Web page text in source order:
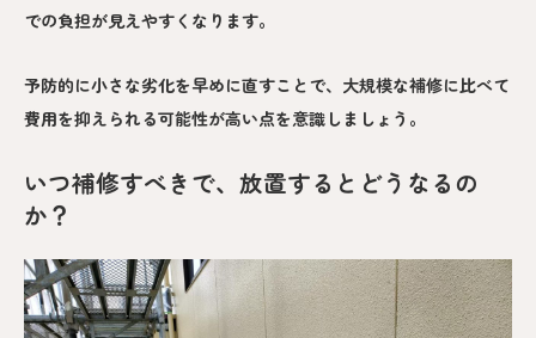
での負担が見えやすくなります。
予防的に小さな劣化を早めに直すことで、大規模な補修に比べて
費用を抑えられる可能性が高い点を意識しましょう。
いつ補修すべきで、放置するとどうなるの
か？